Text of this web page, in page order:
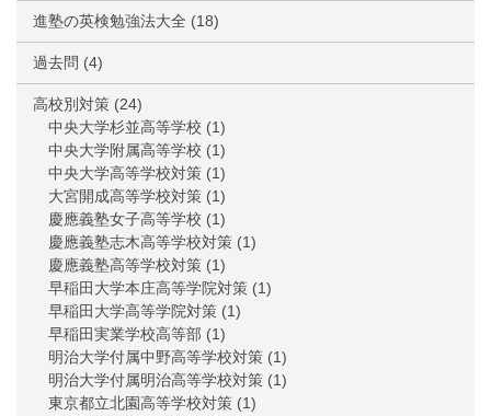
進塾の英検勉強法大全 (18)
過去問 (4)
高校別対策 (24)
中央大学杉並高等学校 (1)
中央大学附属高等学校 (1)
中央大学高等学校対策 (1)
大宮開成高等学校対策 (1)
慶應義塾女子高等学校 (1)
慶應義塾志木高等学校対策 (1)
慶應義塾高等学校対策 (1)
早稲田大学本庄高等学院対策 (1)
早稲田大学高等学院対策 (1)
早稲田実業学校高等部 (1)
明治大学付属中野高等学校対策 (1)
明治大学付属明治高等学校対策 (1)
東京都立北園高等学校対策 (1)